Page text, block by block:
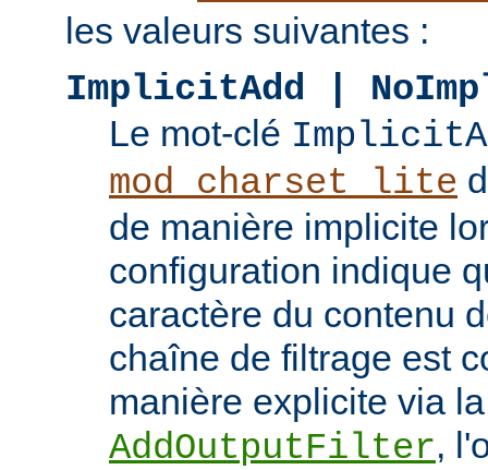
les valeurs suivantes :
ImplicitAdd |
Le mot-clé
mod_charset_lite
de manière implicite
configuration indique
caractère du contenu
chaîne de filtrage est
manière explicite via
AddOutputFilter,